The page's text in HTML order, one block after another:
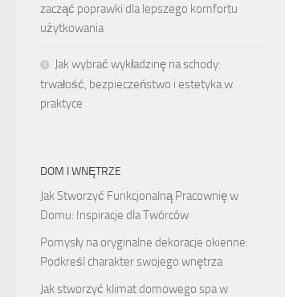
zacząć poprawki dla lepszego komfortu
użytkowania
Jak wybrać wykładzinę na schody:
trwałość, bezpieczeństwo i estetyka w
praktyce
DOM I WNĘTRZE
Jak Stworzyć Funkcjonalną Pracownię w
Domu: Inspiracje dla Twórców
Pomysły na oryginalne dekoracje okienne:
Podkreśl charakter swojego wnętrza
Jak stworzyć klimat domowego spa w